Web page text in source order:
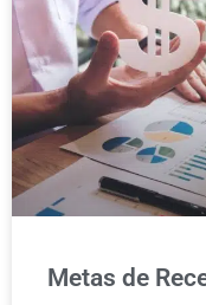
Metas de